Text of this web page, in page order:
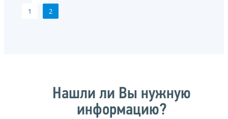
1 2
Нашли ли Вы нужную
информацию?